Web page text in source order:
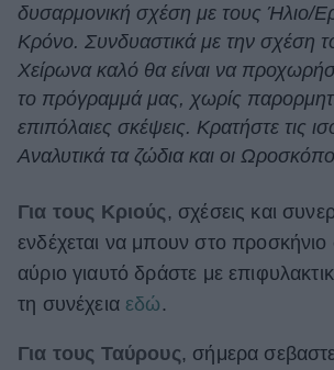
Living
Deco
Cooking
Green
ΒΟΞ
Χωρίς Ταμπέλες
δυσαρμονική σχέση με τους Ήλιο/
Κρόνο. Συνδυαστικά με την σχέση
Χείρωνα καλό θα είναι να
το πρόγραμμά μας, χωρίς
επιπόλαιες σκέψεις. Κρατήστε τις
Αναλυτικά τα ζώδια και οι
Για τους Κριούς , σχέσεις και
ενδέχεται να μπουν στο προσκήνιο
αύριο γιαυτό δράστε με
τη συνέχεια εδώ .
Για τους Ταύρους, σήμερα